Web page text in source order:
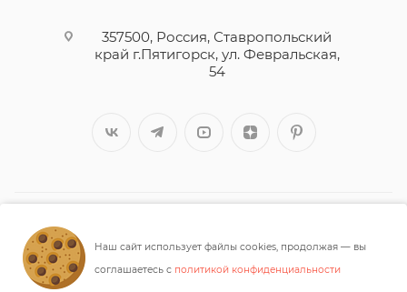
357500, Россия, Ставропольский
край г.Пятигорск, ул. Февральская,
54
2026 © ООО «МАШУК»
Наш сайт использует файлы cookies, продолжая — вы
соглашаетесь с политикой конфиденциальности